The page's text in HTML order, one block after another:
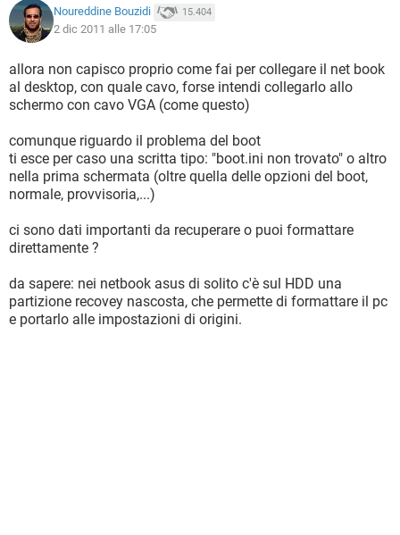
Noureddine Bouzidi 15.404
2 dic 2011 alle 17:05
allora non capisco proprio come fai per collegare il net book
al desktop, con quale cavo, forse intendi collegarlo allo
schermo con cavo VGA (come questo)
comunque riguardo il problema del boot
ti esce per caso una scritta tipo: "boot.ini non trovato" o altro
nella prima schermata (oltre quella delle opzioni del boot,
normale, provvisoria,...)
ci sono dati importanti da recuperare o puoi formattare
direttamente ?
da sapere: nei netbook asus di solito c'è sul HDD una
partizione recovey nascosta, che permette di formattare il pc
e portarlo alle impostazioni di origini.